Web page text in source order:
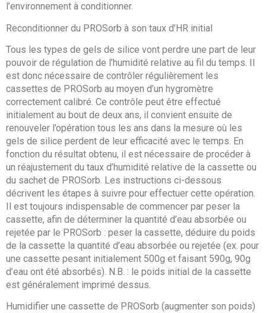
l’environnement à conditionner.
Reconditionner du PROSorb à son taux d’HR initial
Tous les types de gels de silice vont perdre une part de leur
pouvoir de régulation de l’humidité relative au fil du temps. Il
est donc nécessaire de contrôler régulièrement les
cassettes de PROSorb au moyen d’un hygromètre
correctement calibré. Ce contrôle peut être effectué
initialement au bout de deux ans, il convient ensuite de
renouveler l’opération tous les ans dans la mesure où les
gels de silice perdent de leur efficacité avec le temps. En
fonction du résultat obtenu, il est nécessaire de procéder à
un réajustement du taux d’humidité relative de la cassette ou
du sachet de PROSorb. Les instructions ci-dessous
décrivent les étapes à suivre pour effectuer cette opération.
Il est toujours indispensable de commencer par peser la
cassette, afin de déterminer la quantité d’eau absorbée ou
rejetée par le PROSorb : peser la cassette, déduire du poids
de la cassette la quantité d’eau absorbée ou rejetée (ex. pour
une cassette pesant initialement 500g et faisant 590g, 90g
d’eau ont été absorbés). N.B. : le poids initial de la cassette
est généralement imprimé dessus.
Humidifier une cassette de PROSorb (augmenter son poids)